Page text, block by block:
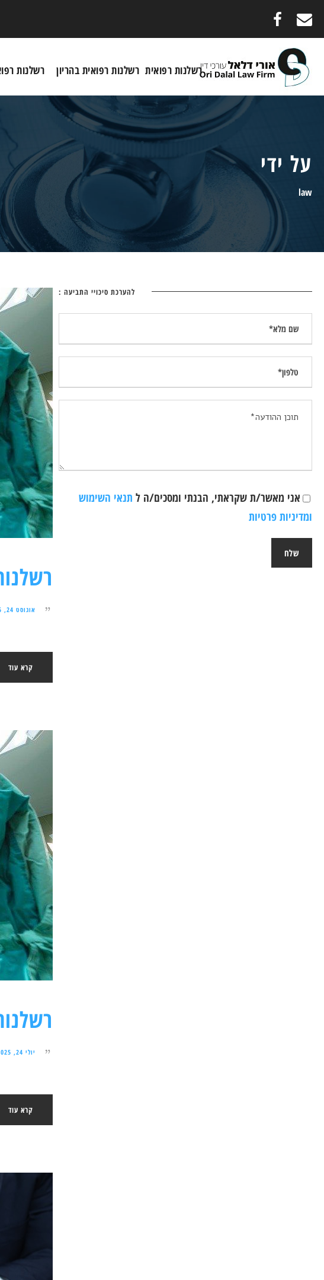
רשלנות רפואית רשלנות רפואית בהריון רשלנות
על ידי
law
אוגוסט 24, 2025
קרא עוד
יולי 24, 2025
קרא עוד
להערכת סיכויי התביעה :
אני מאשר/ת שקראתי, הבנתי ומסכים/ה ל תנאי השימוש
ומדיניות פרטיות